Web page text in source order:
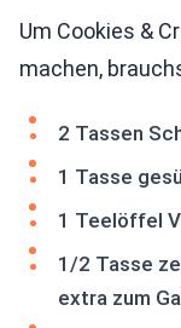
Um Cookies &
machen,
2 Tassen
1 Tasse
1 Teelöffel
1/2 Tasse
extra zum